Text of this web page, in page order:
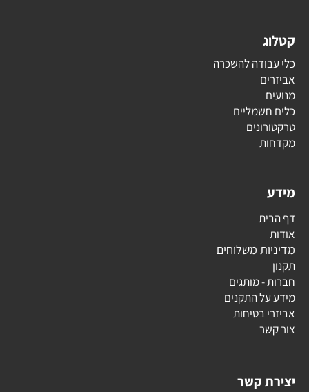
קטלוג
כלי עבודה להשכרה
אביזרים
מנועים
כלים חשמליים
טרקטורונים
מקדחות
מידע
דף הבית
אודות
מדיניות משלוחים
תקנון
חברות - מותגים
מידע על התקנים
אביזרי בטיחות
צור קשר
יצירת קשר